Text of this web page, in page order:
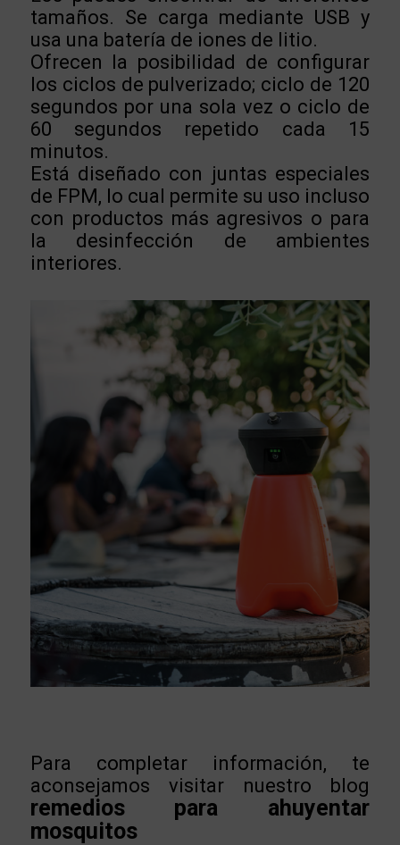
tamaños. Se carga mediante USB y
usa una batería de iones de litio.
Ofrecen la posibilidad de configurar
los ciclos de pulverizado; ciclo de 120
segundos por una sola vez o ciclo de
60 segundos repetido cada 15
minutos.
Está diseñado con juntas especiales
de FPM, lo cual permite su uso incluso
con productos más agresivos o para
la desinfección de ambientes
interiores.
Para completar información, te
aconsejamos visitar nuestro blog
remedios para ahuyentar
mosquitos